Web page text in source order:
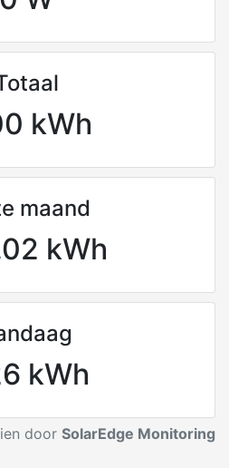
kWh
maand
kWh
kWh
door SolarEdge Monitoring